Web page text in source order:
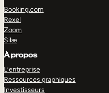
Booking.com
Rexel
Zoom
Silæ
À propos
L’entreprise
Ressources graphiques
Investisseurs